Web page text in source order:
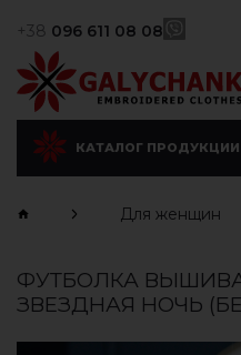
+38 096 611 08 08
КАТАЛОГ ПРОДУКЦИИ
Для женщин
ФУТБОЛКА
ЗВЕЗДНАЯ НОЧЬ